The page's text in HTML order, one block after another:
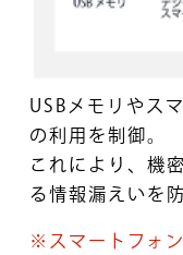
USBメモリやス
の利用を制御。
これにより、機
る情報漏えいを
※スマートフォ